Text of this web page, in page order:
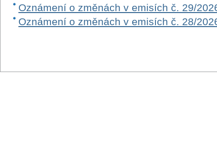
Oznámení o změnách v emisích č. 29/
Oznámení o změnách v emisích č. 28/